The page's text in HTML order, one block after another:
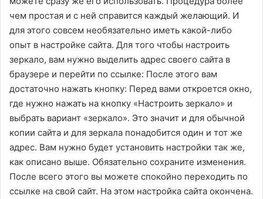
чем простая и с ней справится каждый желающий. И
для этого совсем необязательно иметь какой-либо
опыт в настройке сайта. Для того чтобы настроить
зеркало, вам нужно выделить адрес своего сайта в
браузере и перейти по ссылке: После этого вам
достаточно нажать кнопку: Перед вами откроется окно,
где нужно нажать на кнопку «Настроить зеркало» и
выбрать вариант «зеркало». Это значит и для обычной
копии сайта и для зеркала понадобится один и тот же
адрес. Вам нужно будет установить настройки так же,
как описано выше. Обязательно сохраните изменения.
После всего этого вы можете спокойно переходить по
ссылке на свой сайт. На этом настройка сайта окончена.